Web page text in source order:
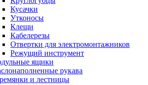
Кусачки
Утконосы
Клещи
Кабелерезы
Отвертки для электромонтажников
Режущий инструмент
ящики
рукава
и лестницы